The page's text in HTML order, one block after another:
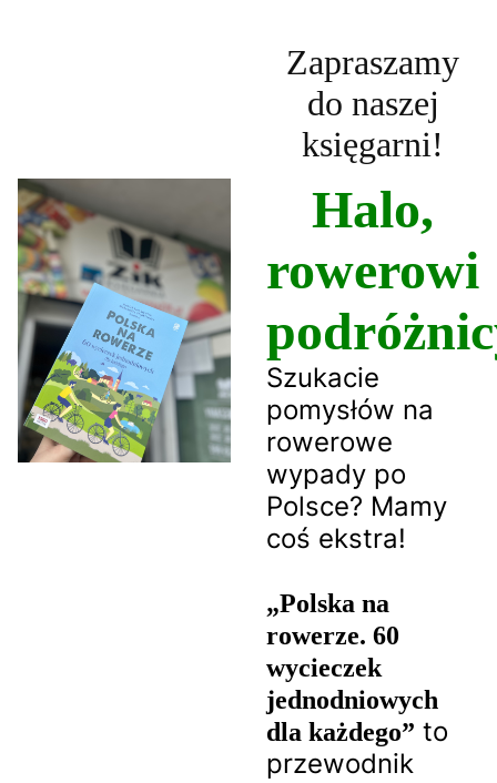
Zapraszamy
do naszej
księgarni!
Halo,
rowerowi
Szukacie
pomysłów na
rowerowe
wypady po
Polsce? Mamy
coś ekstra!
„Polska na
rowerze. 60
wycieczek
jednodniowych
dla każdego” to
przewodnik